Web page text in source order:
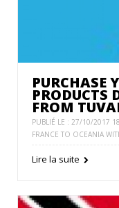
PURCHASE
PRODUCTS
FROM
PUBLIÉ LE : 27/10/2017
FRANCE TO OCEANIA
Lire la suite